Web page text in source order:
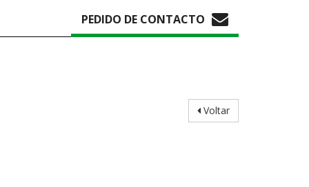
PEDIDO DE CONTACTO
Voltar